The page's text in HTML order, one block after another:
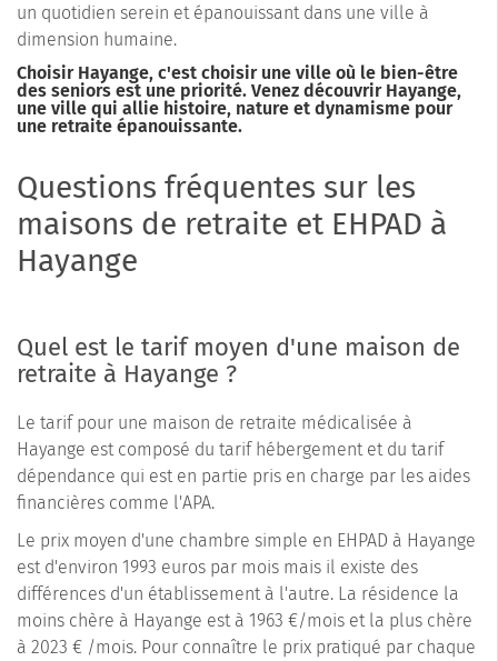
un quotidien serein et épanouissant dans une ville à
dimension humaine.
Choisir Hayange, c'est choisir une ville où le bien-être
des seniors est une priorité. Venez découvrir Hayange,
une ville qui allie histoire, nature et dynamisme pour
une retraite épanouissante.
Questions fréquentes sur les
maisons de retraite et EHPAD à
Hayange
Quel est le tarif moyen d'une maison de
retraite à Hayange ?
Le tarif pour une maison de retraite médicalisée à
Hayange est composé du tarif hébergement et du tarif
dépendance qui est en partie pris en charge par les aides
financières comme l'APA.
Le prix moyen d'une chambre simple en EHPAD à Hayange
est d'environ 1993 euros par mois mais il existe des
différences d'un établissement à l'autre. La résidence la
moins chère à Hayange est à 1963 €/mois et la plus chère
à 2023 € /mois. Pour connaître le prix pratiqué par chaque